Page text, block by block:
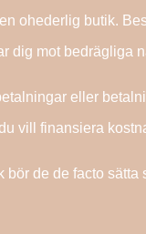
ohederlig butik.
dig mot bedrägliga
eller
vill finansiera
bör de de facto